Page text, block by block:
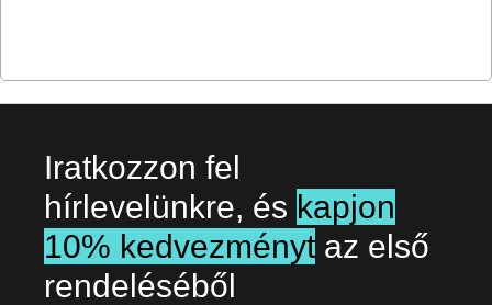
Iratkozzon fel
hírlevelünkre, és kapjon
10% kedvezményt az első
rendeléséből